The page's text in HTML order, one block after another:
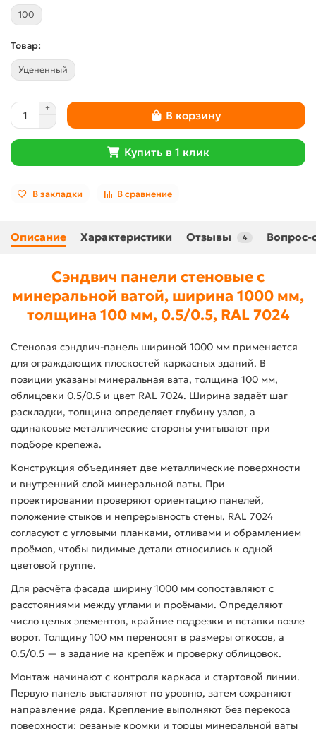
100
Товар:
Уцененный
В корзину
Купить в 1 клик
В закладки В сравнение
Описание Характеристики Отзывы 4 Вопрос-
Сэндвич панели стеновые с
минеральной ватой, ширина 1000 мм,
толщина 100 мм, 0.5/0.5, RAL 7024
Стеновая сэндвич-панель шириной 1000 мм применяется
для ограждающих плоскостей каркасных зданий. В
позиции указаны минеральная вата, толщина 100 мм,
облицовки 0.5/0.5 и цвет RAL 7024. Ширина задаёт шаг
раскладки, толщина определяет глубину узлов, а
одинаковые металлические стороны учитывают при
подборе крепежа.
Конструкция объединяет две металлические поверхности
и внутренний слой минеральной ваты. При
проектировании проверяют ориентацию панелей,
положение стыков и непрерывность стены. RAL 7024
согласуют с угловыми планками, отливами и обрамлением
проёмов, чтобы видимые детали относились к одной
цветовой группе.
Для расчёта фасада ширину 1000 мм сопоставляют с
расстояниями между углами и проёмами. Определяют
число целых элементов, крайние подрезки и вставки возле
ворот. Толщину 100 мм переносят в размеры откосов, а
0.5/0.5 — в задание на крепёж и проверку облицовок.
Монтаж начинают с контроля каркаса и стартовой линии.
Первую панель выставляют по уровню, затем сохраняют
направление ряда. Крепление выполняют без перекоса
поверхности; резаные кромки и торцы минеральной ваты